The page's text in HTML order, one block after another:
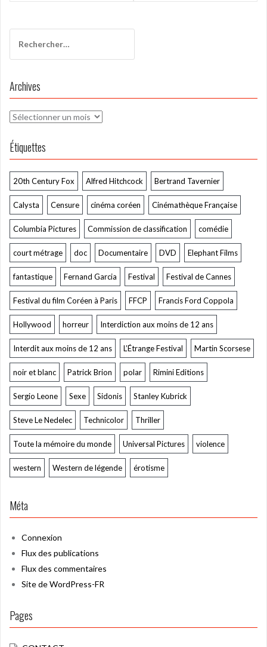
Archives
Archives
Étiquettes
20th Century Fox Alfred Hitchcock Bertrand Tavernier
Calysta Censure cinéma coréen Cinémathèque Française
Columbia Pictures Commission de classification comédie
court métrage doc Documentaire DVD Elephant Films
fantastique Fernand Garcia Festival Festival de Cannes
Festival du film Coréen à Paris FFCP Francis Ford Coppola
Hollywood horreur Interdiction aux moins de 12 ans
Interdit aux moins de 12 ans L’Étrange Festival Martin Scorsese
noir et blanc Patrick Brion polar Rimini Editions
Sergio Leone Sexe Sidonis Stanley Kubrick
Steve Le Nedelec Technicolor Thriller
Toute la mémoire du monde Universal Pictures violence
western Western de légende érotisme
Méta
Connexion
Flux des publications
Flux des commentaires
Site de WordPress-FR
Pages